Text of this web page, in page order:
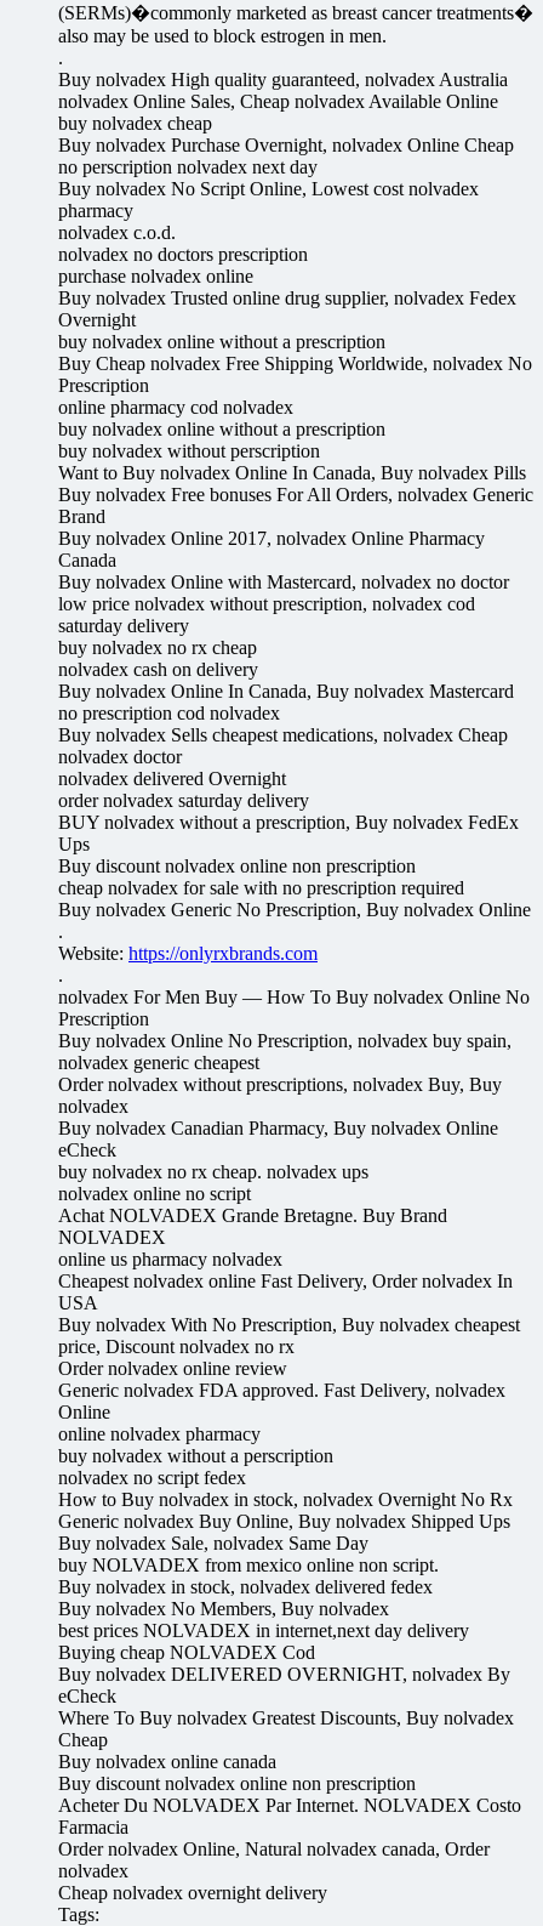
(SERMs)�commonly marketed as breast cancer treatments�
also may be used to block estrogen in men.
.
Buy nolvadex High quality guaranteed, nolvadex Australia
nolvadex Online Sales, Cheap nolvadex Available Online
buy nolvadex cheap
Buy nolvadex Purchase Overnight, nolvadex Online Cheap
no perscription nolvadex next day
Buy nolvadex No Script Online, Lowest cost nolvadex
pharmacy
nolvadex c.o.d.
nolvadex no doctors prescription
purchase nolvadex online
Buy nolvadex Trusted online drug supplier, nolvadex Fedex
Overnight
buy nolvadex online without a prescription
Buy Cheap nolvadex Free Shipping Worldwide, nolvadex No
Prescription
online pharmacy cod nolvadex
buy nolvadex online without a prescription
buy nolvadex without perscription
Want to Buy nolvadex Online In Canada, Buy nolvadex Pills
Buy nolvadex Free bonuses For All Orders, nolvadex Generic
Brand
Buy nolvadex Online 2017, nolvadex Online Pharmacy
Canada
Buy nolvadex Online with Mastercard, nolvadex no doctor
low price nolvadex without prescription, nolvadex cod
saturday delivery
buy nolvadex no rx cheap
nolvadex cash on delivery
Buy nolvadex Online In Canada, Buy nolvadex Mastercard
no prescription cod nolvadex
Buy nolvadex Sells cheapest medications, nolvadex Cheap
nolvadex doctor
nolvadex delivered Overnight
order nolvadex saturday delivery
BUY nolvadex without a prescription, Buy nolvadex FedEx
Ups
Buy discount nolvadex online non prescription
cheap nolvadex for sale with no prescription required
Buy nolvadex Generic No Prescription, Buy nolvadex Online
.
Website: https://onlyrxbrands.com
.
nolvadex For Men Buy — How To Buy nolvadex Online No
Prescription
Buy nolvadex Online No Prescription, nolvadex buy spain,
nolvadex generic cheapest
Order nolvadex without prescriptions, nolvadex Buy, Buy
nolvadex
Buy nolvadex Canadian Pharmacy, Buy nolvadex Online
eCheck
buy nolvadex no rx cheap. nolvadex ups
nolvadex online no script
Achat NOLVADEX Grande Bretagne. Buy Brand
NOLVADEX
online us pharmacy nolvadex
Cheapest nolvadex online Fast Delivery, Order nolvadex In
USA
Buy nolvadex With No Prescription, Buy nolvadex cheapest
price, Discount nolvadex no rx
Order nolvadex online review
Generic nolvadex FDA approved. Fast Delivery, nolvadex
Online
online nolvadex pharmacy
buy nolvadex without a perscription
nolvadex no script fedex
How to Buy nolvadex in stock, nolvadex Overnight No Rx
Generic nolvadex Buy Online, Buy nolvadex Shipped Ups
Buy nolvadex Sale, nolvadex Same Day
buy NOLVADEX from mexico online non script.
Buy nolvadex in stock, nolvadex delivered fedex
Buy nolvadex No Members, Buy nolvadex
best prices NOLVADEX in internet,next day delivery
Buying cheap NOLVADEX Cod
Buy nolvadex DELIVERED OVERNIGHT, nolvadex By
eCheck
Where To Buy nolvadex Greatest Discounts, Buy nolvadex
Cheap
Buy nolvadex online canada
Buy discount nolvadex online non prescription
Acheter Du NOLVADEX Par Internet. NOLVADEX Costo
Farmacia
Order nolvadex Online, Natural nolvadex canada, Order
nolvadex
Cheap nolvadex overnight delivery
Tags: